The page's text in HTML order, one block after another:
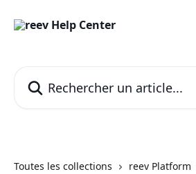
Toutes les collections reev Platform